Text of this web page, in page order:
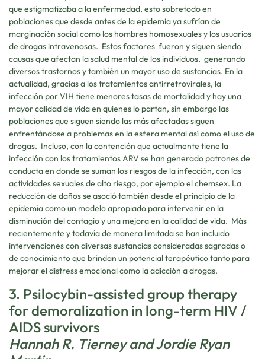
que estigmatizaba a la enfermedad, esto sobretodo en
poblaciones que desde antes de la epidemia ya sufrían de
marginación social como los hombres homosexuales y los usuarios
de drogas intravenosas. Estos factores fueron y siguen siendo
causas que afectan la salud mental de los individuos, generando
diversos trastornos y también un mayor uso de sustancias. En la
actualidad, gracias a los tratamientos antirretrovirales, la
infección por VIH tiene menores tasas de mortalidad y hay una
mayor calidad de vida en quienes lo partan, sin embargo las
poblaciones que siguen siendo las más afectadas siguen
enfrentándose a problemas en la esfera mental así como el uso de
drogas. Incluso, con la contención que actualmente tiene la
infección con los tratamientos ARV se han generado patrones de
conducta en donde se suman los riesgos de la infección, con las
actividades sexuales de alto riesgo, por ejemplo el chemsex. La
reducción de daños se asoció también desde el principio de la
epidemia como un modelo apropiado para intervenir en la
disminución del contagio y una mejora en la calidad de vida. Más
recientemente y todavía de manera limitada se han incluido
intervenciones con diversas sustancias consideradas sagradas o
de conocimiento que brindan un potencial terapéutico tanto para
mejorar el distress emocional como la adicción a drogas.
3. Psilocybin-assisted group therapy
for demoralization in long-term HIV /
AIDS survivors
Hannah R. Tierney and Jordie Ryan